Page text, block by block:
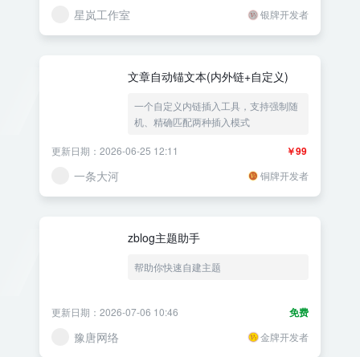
用 Z-blog程序作为管理后台，但是却可
以对接任意一种编程语言开发的应用。
星岚工作室 银牌开发者
文章自动锚文本(内外链+自定义)
一个自定义内链插入工具，支持强制随
机、精确匹配两种插入模式
￥99
更新日期：2026-06-25 12:11
一条大河 铜牌开发者
zblog主题助手
帮助你快速自建主题
免费
更新日期：2026-07-06 10:46
豫唐网络 金牌开发者